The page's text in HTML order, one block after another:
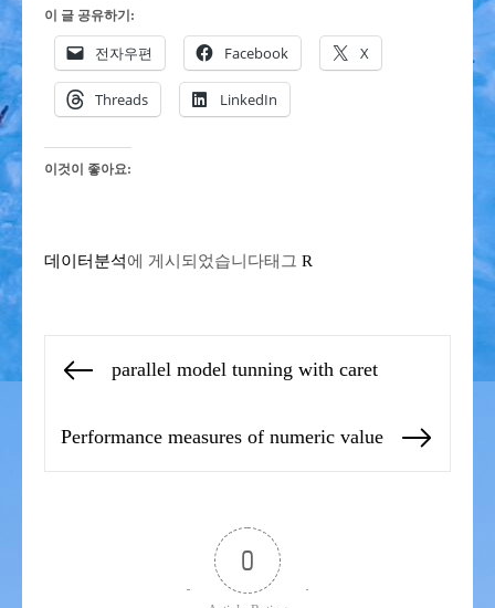
이 글 공유하기:
전자우편 Facebook X
Threads LinkedIn
이것이 좋아요:
데이터분석에 게시되었습니다태그 R
색
Previous
parallel model tunning with caret
Performance measures of numeric value
0